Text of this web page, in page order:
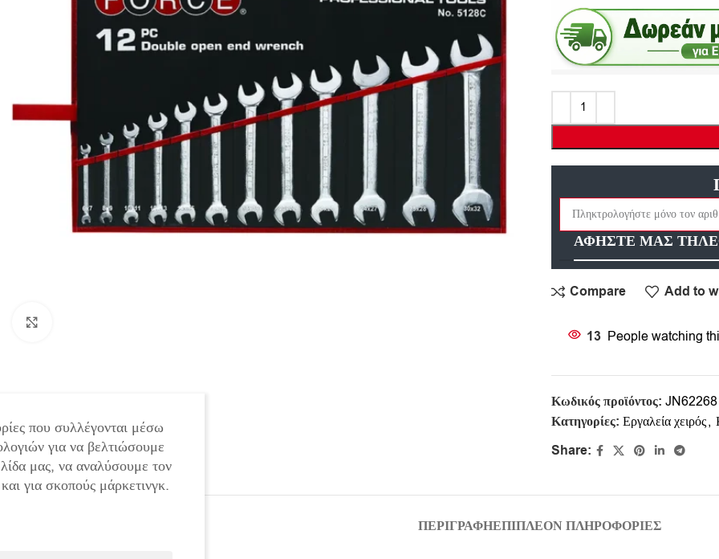
ΑΦΗΣΤΕ ΜΑΣ
Compare Add to
13 People watching
Κωδικός προϊόντος: JN62268
Κατηγορίες: Εργαλεία χειρός,
Share:
ΠΕΡΙΓΡΑΦΉΕΠΙΠΛΈΟΝ ΠΛΗΡΟΦΟΡΊΕΣ
που συλλέγονται μέσω
για να βελτιώσουμε
μας, να αναλύσουμε τον
για σκοπούς μάρκετινγκ.